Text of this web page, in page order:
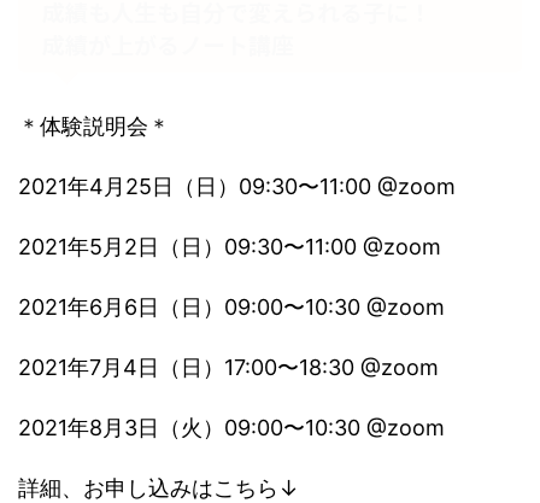
＊体験説明会＊
2021年4月25日（日）09:30〜11:00 @zoom
2021年5月2日（日）09:30〜11:00 @zoom
2021年6月6日（日）09:00〜10:30 @zoom
2021年7月4日（日）17:00〜18:30 @zoom
2021年8月3日（火）09:00〜10:30 @zoom
詳細、お申し込みはこちら↓